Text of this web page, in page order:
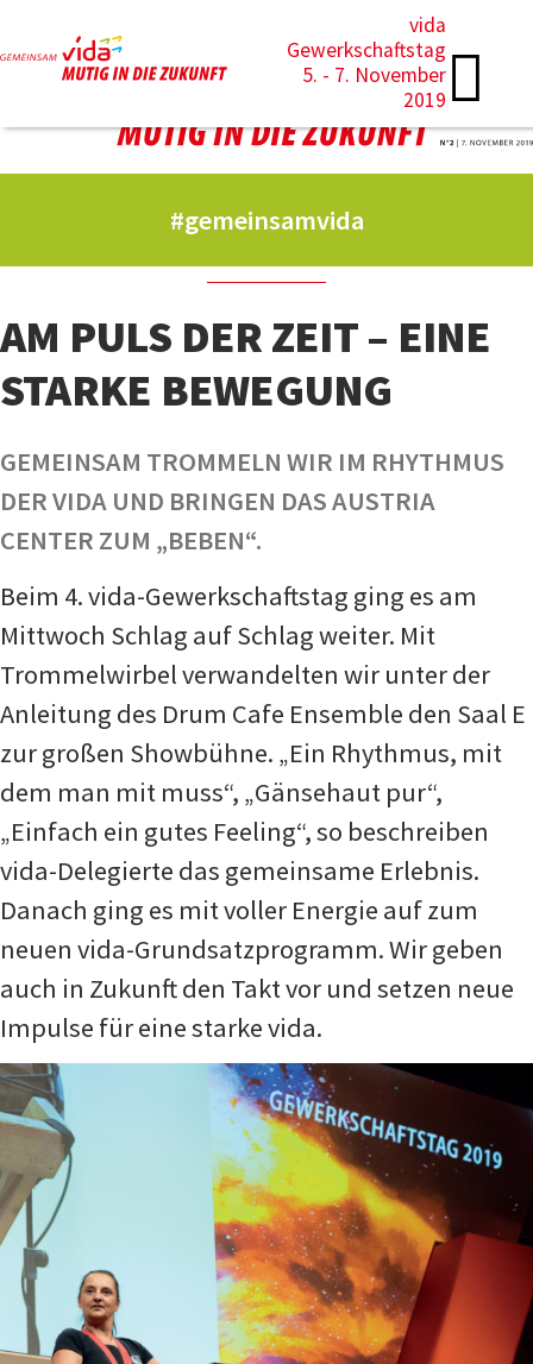
vida
Gewerkschaftstag
5. - 7. November
2019
#gemeinsamvida
AM PULS DER ZEIT – EINE
STARKE BEWEGUNG
GEMEINSAM TROMMELN WIR IM RHYTHMUS
DER VIDA UND BRINGEN DAS AUSTRIA
CENTER ZUM „BEBEN“.
Beim 4. vida-Gewerkschaftstag ging es am
Mittwoch Schlag auf Schlag weiter. Mit
Trommelwirbel verwandelten wir unter der
Anleitung des Drum Cafe Ensemble den Saal E
zur großen Showbühne. „Ein Rhythmus, mit
dem man mit muss“, „Gänsehaut pur“,
„Einfach ein gutes Feeling“, so beschreiben
vida-Delegierte das gemeinsame Erlebnis.
Danach ging es mit voller Energie auf zum
neuen vida-Grundsatzprogramm. Wir geben
auch in Zukunft den Takt vor und setzen neue
Impulse für eine starke vida.